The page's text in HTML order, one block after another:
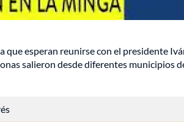
que esperan reunirse con el presidente
salieron desde diferentes municipios